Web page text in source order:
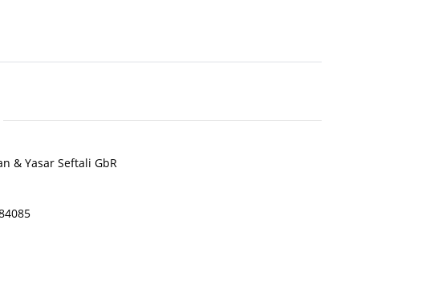
& Yasar Seftali GbR